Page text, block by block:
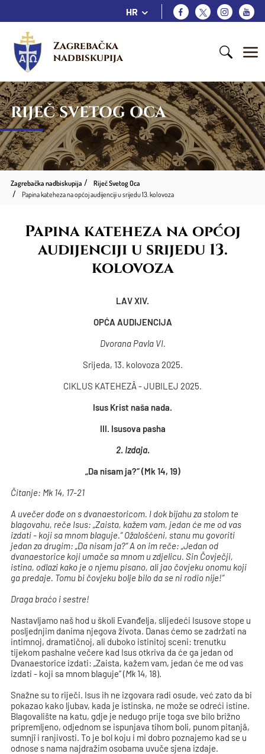
HR
Zagrebačka
nadbiskupija
RIJEČ SVETOG OCA
Zagrebačka nadbiskupija
Riječ Svetog Oca
Papina kateheza na općoj audijenciji u srijedu 13. kolovoza
Papina kateheza na općoj
audijenciji u srijedu 13.
kolovoza
LAV XIV.
OPĆA AUDIJENCIJA
Dvorana Pavla VI.
Srijeda, 13. kolovoza 2025.
CIKLUS KATEHEZÂ - JUBILEJ 2025.
Isus Krist naša nada.
III. Isusova pasha
2. Izdaja.
„Da nisam ja?“ (Mk 14, 19)
Čitanje: Mk 14, 17-21
A uvečer dođe on s dvanaestoricom. I dok bijahu za stolom te
blagovahu, reče Isus: „Zaista, kažem vam, jedan će me od vas
izdati - koji sa mnom blaguje.“ Ožalošćeni, stanu mu govoriti
jedan za drugim: „Da nisam ja?“ A on im reče: „Jedan od
dvanaestorice koji umače sa mnom u zdjelicu. Sin Čovječji,
istina, odlazi kako je o njemu pisano, ali jao čovjeku onomu koji
ga predaje. Tomu bi čovjeku bolje bilo da se ni rodio nije!“
Draga braćo i sestre!
Nastavljamo naš hod u školi Evanđelja, slijedeći Isusove stope u
posljednjim danima njegova života. Danas ćemo se zadržati na
intimnoj, dramatičnoj, ali duboko istinitoj sceni: trenutku
tijekom pashalne večere kad Isus otkriva da će ga jedan od
Dvanaestorice izdati: „Zaista, kažem vam, jedan će me od vas
izdati - koji sa mnom blaguje“ (Mk 14, 18).
Snažne su to riječi. Isus ih ne izgovara radi osude, već zato da bi
pokazao kako ljubav, kada je istinska, ne može se odreći istine.
Blagovalište na katu, gdje je nedugo prije toga sve bilo brižno
pripremljeno, odjednom se ispunjava tihom boli, punom pitanjâ,
sumnjî i ranjivosti. To je bol koju i mi dobro poznajemo kad se u
odnose s nama najdražim osobama uvuče sjena izdaje.